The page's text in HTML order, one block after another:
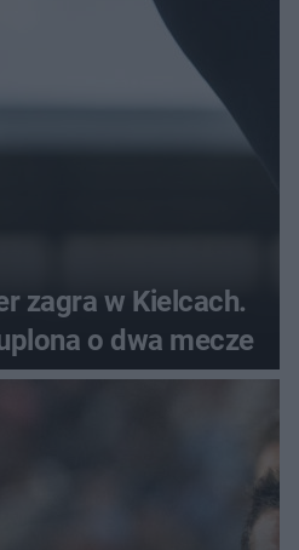
zagra w Kielcach.
o dwa mecze